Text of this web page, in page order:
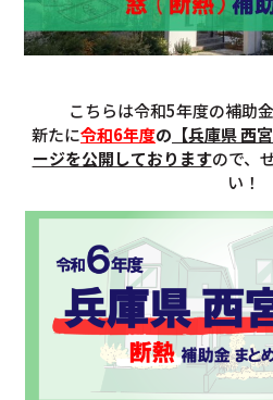
こちらは令和5年度の補助
新たに令和6年度の 【兵庫県 西
ージを公開しておりますので、
い！